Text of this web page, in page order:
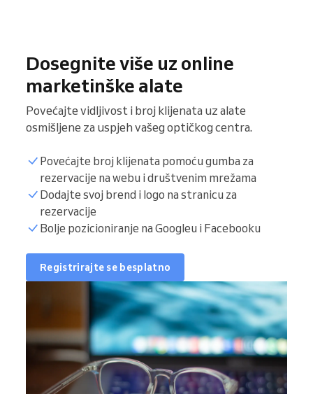
Dosegnite više uz online
marketinške alate
Povećajte vidljivost i broj klijenata uz alate
osmišljene za uspjeh vašeg optičkog centra.
Povećajte broj klijenata pomoću gumba za
rezervacije na webu i društvenim mrežama
Dodajte svoj brend i logo na stranicu za
rezervacije
Bolje pozicioniranje na Googleu i Facebooku
Registrirajte se besplatno